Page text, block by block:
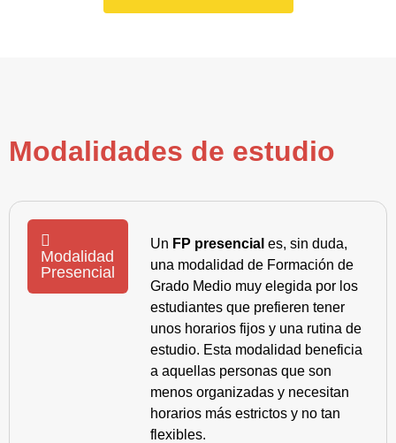
Modalidades de estudio
Modalidad
Presencial
Un FP presencial es, sin duda,
una modalidad de Formación de
Grado Medio muy elegida por los
estudiantes que prefieren tener
unos horarios fijos y una rutina de
estudio. Esta modalidad beneficia
a aquellas personas que son
menos organizadas y necesitan
horarios más estrictos y no tan
flexibles.